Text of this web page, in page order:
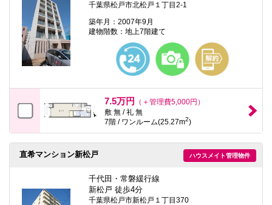
千葉県松戸市北松戸１丁目2-1
築年月：2007年9月
建物階数：地上7階建て
7.5万円
（＋管理費5,000円）
敷 無 / 礼 無
7階 / ワンルーム(25.27m2)
ハウスメイト管理物件
直希マンション新松戸
千代田・常磐緩行線
新松戸 徒歩4分
千葉県松戸市新松戸１丁目370